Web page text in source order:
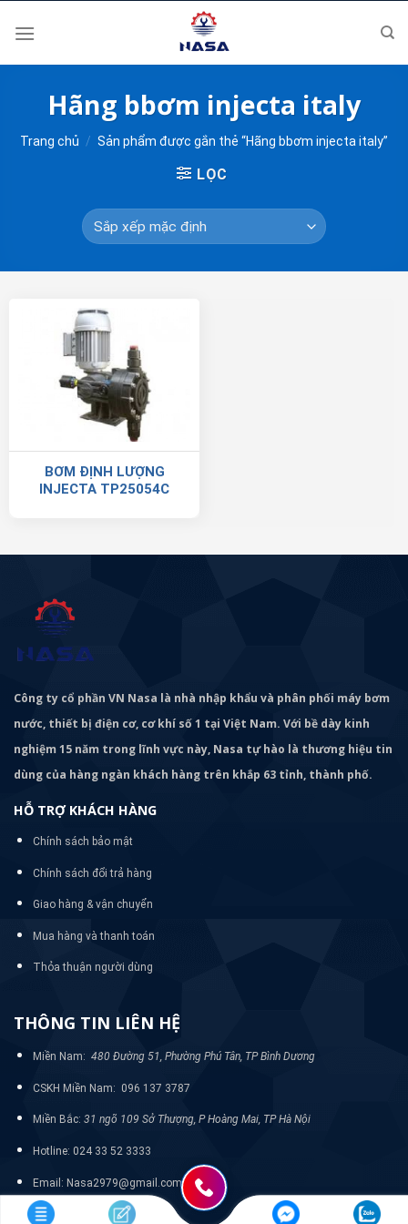
Hãng bbơm injecta italy
Trang chủ / Sản phẩm được gắn thẻ “Hãng bbơm injecta italy”
LỌC
BƠM ĐỊNH LƯỢNG
INJECTA TP25054C
Công ty cổ phần VN Nasa là nhà nhập khẩu và phân phối máy bơm
nước, thiết bị điện cơ, cơ khí số 1 tại Việt Nam. Với bề dày kinh
nghiệm 15 năm trong lĩnh vực này, Nasa tự hào là thương hiệu tin
dùng của hàng ngàn khách hàng trên khắp 63 tỉnh, thành phố.
HỖ TRỢ KHÁCH HÀNG
Chính sách bảo mật
Chính sách đổi trả hàng
Giao hàng & vận chuyển
Mua hàng và thanh toán
Thỏa thuận người dùng
THÔNG TIN LIÊN HỆ
Miền Nam: 480 Đường 51, Phường Phú Tân, TP Bình Dương
CSKH Miền Nam: 096 137 3787
Miền Bắc: 31 ngõ 109 Sở Thượng, P Hoàng Mai, TP Hà Nội
Hotline: 024 33 52 3333
Email: Nasa2979@gmail.com